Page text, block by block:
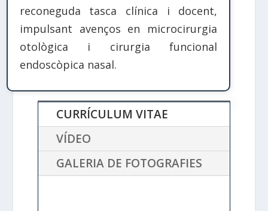
reconeguda tasca clínica i docent,
impulsant avenços en microcirurgia
otològica i cirurgia funcional
endoscòpica nasal.
CURRÍCULUM VITAE
VÍDEO
GALERIA DE FOTOGRAFIES